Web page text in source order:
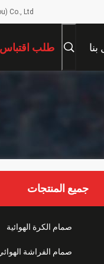
Co., Ltd.
طلب اقتباس
جميع المنتجات
صمام الكرة الهوائية
صمام الفراشة